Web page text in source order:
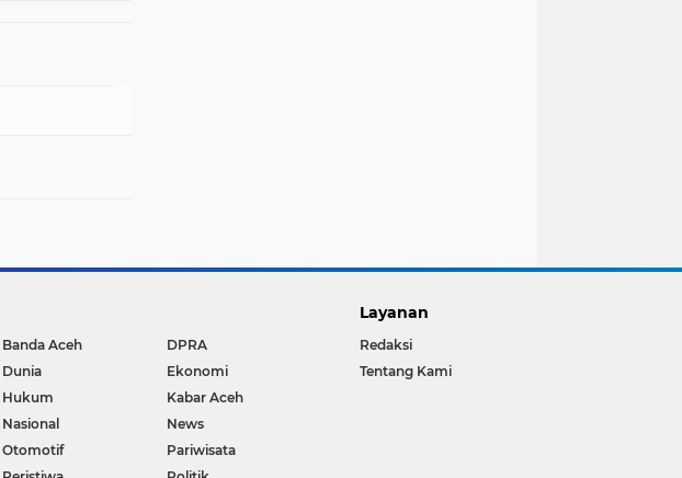
Banda Aceh
DPRA
Dunia
Ekonomi
Hukum
Kabar Aceh
Nasional
News
Otomotif
Pariwisata
Layanan
Redaksi
Tentang Kami